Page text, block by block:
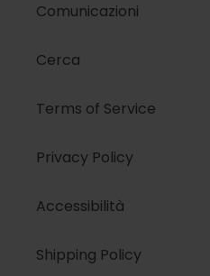
Comunicazioni
Cerca
Terms of Service
Privacy Policy
Accessibilità
Shipping Policy